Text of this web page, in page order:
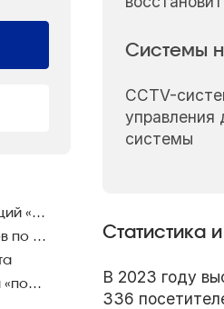
Организация выставочных экспозиций «под ключ»
Строительство выставочных стендов по всему миру
Организация деловых мероприятий «под ключ»
Системы
CCTV-
управления
системы
Статистика
В 2023 году
336